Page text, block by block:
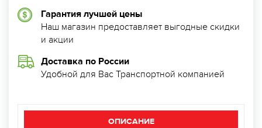
Гарантия лучшей цены
Наш магазин предоставляет выгодные скидки
и акции
Доставка по России
Удобной для Вас Транспортной компанией
ОПИСАНИЕ